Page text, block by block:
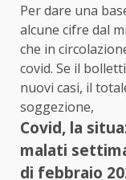
Per dare una
alcune cifre dal
che in
covid. Se il
nuovi casi, il
soggezione,
Covid, la
malati
di febbraio